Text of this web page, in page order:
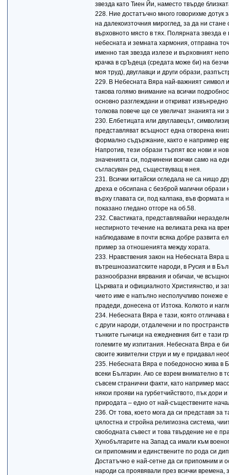
звезда като Тиен Йи, наместо твърде
228. Ние достатъчно много говорихме дотук
на далекоизточния мироглед, за да ни
върховното място в тях. Полярната звезда
небесната и земната хармония, отправна
именно тая звезда излезе и върховният
крачка в срЪдеца (средата може би) на
моя труд), двуглавци и други образи,
229. В Небесната Вяра най-важният символ
такова голямо внимание на всички
основно разглеждани и откриват
толкова повече ще се увеличат знанията ни
230. Елбетицата или двуглавецът,
представляват всъщност една отворена
формално съдържание, както е например
Напротив, тези образи търпят все нови и
значенията си, подчинени всички само на
съгласуван ред, съществуващ в нея.
231. Всички китайски огледала не са нищо
дреха е обсипана с безброй магични образи
върху главата си, под калпака, във формата
показано гледано отгоре на об.58.
232. Свастиката, представлявайки
неспирното течение на великата река на
наблюдаваме в почти всяка добре развита
пример за отношенията между хората.
233. Нравствения закон на Небесната Вяра
вътрешноазиатските народи, в Русия и в
разнообразни вярвания и обичаи, че
Църквата и официалното Християнство, и
чието име е напълно несполучливо понеже
прадеди, донесена от Изтока. Колкото и
234. Небесната Вяра е тази, която отличава
с други народи, отдалечени и по
тънките гънчици на ежедневния бит е тази
големите му изпитания. Небесната Вяра е
своите живителни струи и му е придавал
235. Небесната Вяра е победоносно жива в
всеки Българин. Ако се взрем внимателно в
съвсем странични факти, като например
някои прояви на гурбетчийството, пък дори
природата – едно от най-съществените
236. От това, което мога да си представя
цялостна и стройна религиозна система,
свободната съвест и това твърдение не е
Хунобългарите на Запад са имали към
си припомним и единствените по рода си
Достатъчно е най-сетне да си припомним и
народи са проявявали през всички